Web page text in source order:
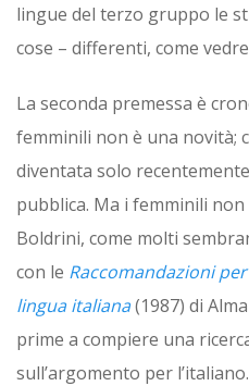
lingue del terzo gruppo le
cose – differenti, come
La seconda premessa è
femminili non è una novità;
diventata solo
pubblica. Ma i femminili
Boldrini, come molti
con le Raccomandazioni
lingua italiana(1987) di
prime a compiere una
sull’argomento per l’italiano.